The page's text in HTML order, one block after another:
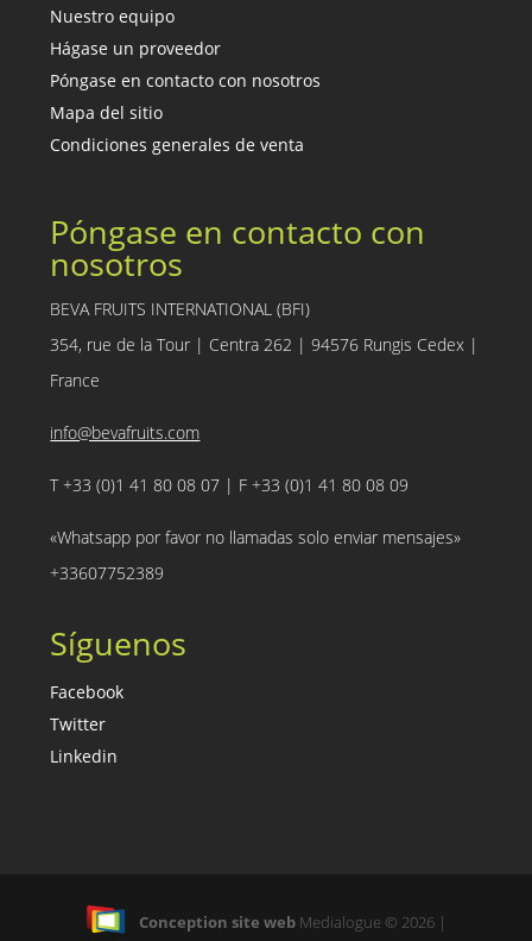
Nuestro equipo
Hágase un proveedor
Póngase en contacto con nosotros
Mapa del sitio
Condiciones generales de venta
Póngase en contacto con
nosotros
BEVA FRUITS INTERNATIONAL (BFI)
354, rue de la Tour | Centra 262 | 94576 Rungis Cedex |
France
info@bevafruits.com
T +33 (0)1 41 80 08 07 | F +33 (0)1 41 80 08 09
«Whatsapp por favor no llamadas solo enviar mensajes»
+33607752389
Síguenos
Facebook
Twitter
Linkedin
Conception site webMedialogue © 2026 |